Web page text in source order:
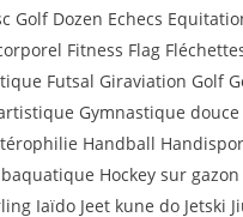
Golf Dozen Echecs
Fitness Flag
Futsal Giraviation Golf
Gymnastique
Handball
Hockey sur
Iaïdo Jeet kune do Jetski